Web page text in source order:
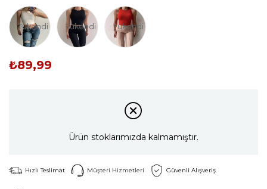
Tükendi Tükendi Tükendi
₺89,99
Ürün stoklarımızda kalmamıştır.
Hızlı Teslimat Müşteri Hizmetleri Güvenli Alışveriş